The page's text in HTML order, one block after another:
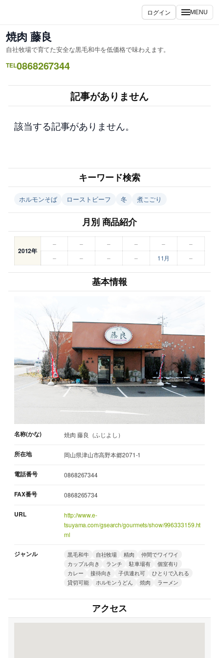
を
ス
キ
ッ
ログイン MENU
焼肉 藤良
自社牧場で育てた安全な黒毛和牛を低価格で味わえます。
TEL0868267344
記事がありません
該当する記事がありません。
キーワード検索
ホルモンそば ローストビーフ 冬 煮こごり
月別 商品紹介
2012年
– – – – –
–
–
– – – 11月 –
基本情報
名称(かな) 焼肉 藤良（ふじよし）
所在地 岡山県津山市高野本郷2071-1
電話番号 0868267344
FAX番号 0868265734
URL
http://www.e-
tsuyama.com/gsearch/gourmets/show/996333159.ht
ml
ジャンル 黒毛和牛 自社牧場 精肉
仲間でワイワイ
カップル向き
ランチ 駐車場有
個室有り
カレー
接待向き 子供連れ可
ひとりで入れる
貸切可能
ホルモンうどん 焼肉 ラーメン
アクセス